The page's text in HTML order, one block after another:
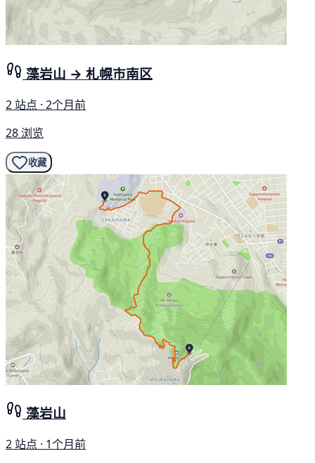
藻岩山 → 札幌市南区
2 站点 · 2个月前
28 浏览
收藏
藻岩山
2 站点 · 1个月前